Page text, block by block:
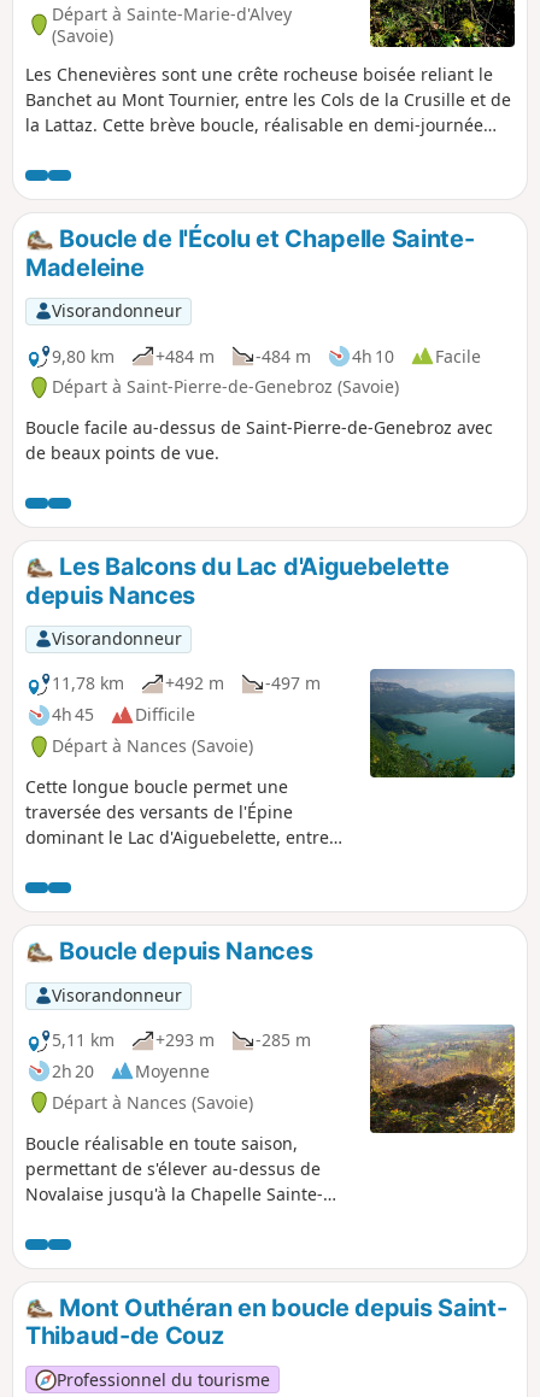
Départ à Sainte-Marie-d'Alvey
(Savoie)
Les Chenevières sont une crête rocheuse boisée reliant le
Banchet au Mont Tournier, entre les Cols de la Crusille et de
la Lattaz. Cette brève boucle, réalisable en demi-journée
Pierre des Millières et de nombreux sites de jonquilles au
printemps.
Boucle de l'Écolu et Chapelle Sainte-
Madeleine
Visorandonneur
9,80 km
+484 m -484 m 4h 10
Facile
Départ à Saint-Pierre-de-Genebroz (Savoie)
Boucle facile au-dessus de Saint-Pierre-de-Genebroz avec
de beaux points de vue.
Les Balcons du Lac d'Aiguebelette
depuis Nances
Visorandonneur
11,78 km
+492 m
-497 m
4h 45
Difficile
Départ à Nances (Savoie)
Cette longue boucle permet une
traversée des versants de l'Épine
dominant le Lac d'Aiguebelette, entre
un retour au niveau du lac. Il peut y
faire chaud les après-midi d'été mais
elle reste praticable jusque tard en
arrière-saison, tant que la neige ne
descend pas au-dessous de 800m.
Boucle depuis Nances
Visorandonneur
5,11 km
+293 m
-285 m
2h 20
Moyenne
Départ à Nances (Savoie)
Boucle réalisable en toute saison,
permettant de s'élever au-dessus de
Novalaise jusqu'à la Chapelle Sainte-
Villas Doria avant de traverser vers le
site de l'ancien château-fort de l'Épine
puis de redescendre dans la vallée.
Mont Outhéran en boucle depuis Saint-
Thibaud-de Couz
Professionnel du tourisme